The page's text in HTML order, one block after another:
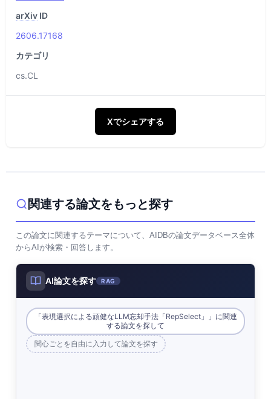
arXiv ID
2606.17168
カテゴリ
cs.CL
Xでシェアする
関連する論文をもっと探す
この論文に関連するテーマについて、AIDBの論文データベース全体
からAIが検索・回答します。
AI論文を探す RAG
「表現選択による頑健なLLM忘却手法「RepSelect」」に関連
する論文を探して
関心ごとを自由に入力して論文を探す